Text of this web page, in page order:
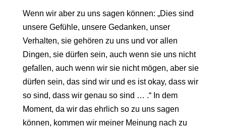
Wenn wir aber zu uns sagen können: „Dies sind
unsere Gefühle, unsere Gedanken, unser
Verhalten, sie gehören zu uns und vor allen
Dingen, sie dürfen sein, auch wenn sie uns nicht
gefallen, auch wenn wir sie nicht mögen, aber sie
dürfen sein, das sind wir und es ist okay, dass wir
so sind, dass wir genau so sind … .“ In dem
Moment, da wir das ehrlich so zu uns sagen
können, kommen wir meiner Meinung nach zu